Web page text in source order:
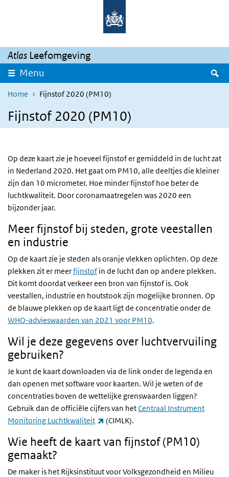
Overslaan en naar de inhoud gaan
Atlas Leefomgeving
Menu
Home Fijnstof 2020 (PM10)
Fijnstof 2020 (PM10)
Op deze kaart zie je hoeveel fijnstof er gemiddeld in de lucht zat
in Nederland 2020. Het gaat om PM10, alle deeltjes die kleiner
zijn dan 10 micrometer. Hoe minder fijnstof hoe beter de
luchtkwaliteit. Door coronamaatregelen was 2020 een
bijzonder jaar.
Meer fijnstof bij steden, grote veestallen
en industrie
Op de kaart zie je steden als oranje vlekken oplichten. Op deze
plekken zit er meerfijnstofin de lucht dan op andere plekken.
Dit komt doordat verkeer een bron van fijnstof is. Ook
veestallen, industrie en houtstook zijn mogelijke bronnen. Op
de blauwe plekken op de kaart ligt de concentratie onder de
WHO-advieswaarden van 2021 voor PM10.
Wil je deze gegevens over luchtvervuiling
gebruiken?
Je kunt de kaart downloaden via de link onder de legenda en
dan openen met software voor kaarten. Wil je weten of de
concentraties boven de wettelijke grenswaarden liggen?
Gebruik dan de officiële cijfers van hetCentraal Instrument
Monitoring Luchtkwaliteit
(externe link)
(CIMLK).
Wie heeft de kaart van fijnstof (PM10)
gemaakt?
De maker is het Rijksinstituut voor Volksgezondheid en Milieu